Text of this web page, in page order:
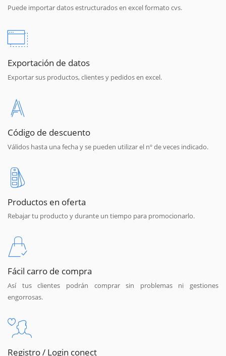
Puede importar datos estructurados en excel formato cvs.
Exportación de datos
Exportar sus productos, clientes y pedidos en excel.
Código de descuento
Válidos hasta una fecha y se pueden utilizar el nº de veces indicado.
Productos en oferta
Rebajar tu producto y durante un tiempo para promocionarlo.
Fácil carro de compra
Así tus clientes podrán comprar sin problemas ni gestiones
engorrosas.
Registro / Login conect